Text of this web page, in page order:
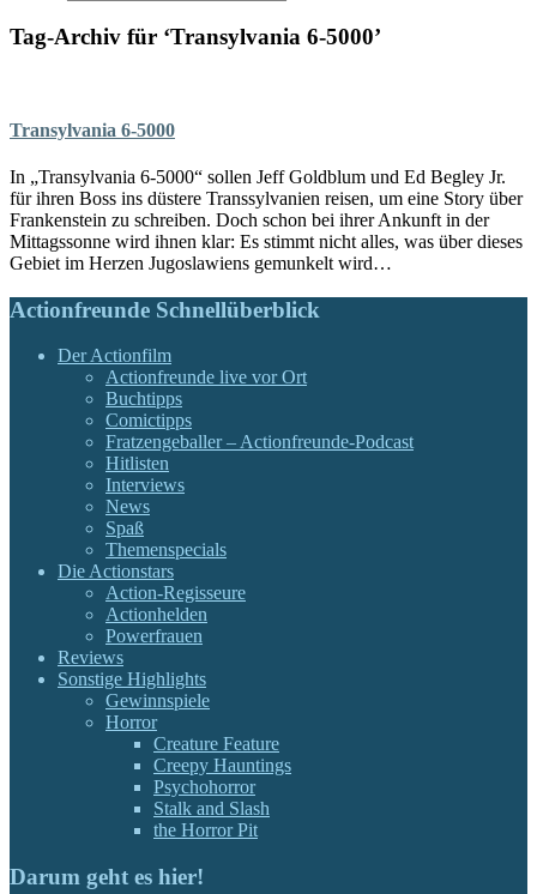
Tag-Archiv für ‘Transylvania 6-5000’
Transylvania 6-5000
In „Transylvania 6-5000“ sollen Jeff Goldblum und Ed Begley Jr.
für ihren Boss ins düstere Transsylvanien reisen, um eine Story über
Frankenstein zu schreiben. Doch schon bei ihrer Ankunft in der
Mittagssonne wird ihnen klar: Es stimmt nicht alles, was über dieses
Gebiet im Herzen Jugoslawiens gemunkelt wird…
Actionfreunde Schnellüberblick
Der Actionfilm
Actionfreunde live vor Ort
Buchtipps
Comictipps
Fratzengeballer – Actionfreunde-Podcast
Hitlisten
Interviews
News
Spaß
Themenspecials
Die Actionstars
Action-Regisseure
Actionhelden
Powerfrauen
Reviews
Sonstige Highlights
Gewinnspiele
Horror
Creature Feature
Creepy Hauntings
Psychohorror
Stalk and Slash
the Horror Pit
Darum geht es hier!